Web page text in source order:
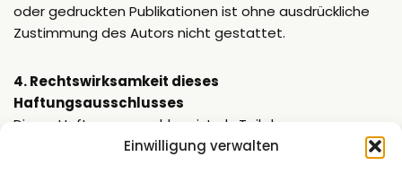
Einwilligung verwalten
oder gedruckten Publikationen ist ohne ausdrückliche
Zustimmung des Autors nicht gestattet.
4. Rechtswirksamkeit dieses
Haftungsausschlusses
Dieser Haftungsausschluss ist als Teil des
Internetangebotes zu betrachten, von dem aus auf